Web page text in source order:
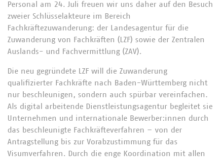
Personal am 24. Juli freuen wir uns daher auf den Besuch
zweier Schlüsselakteure im Bereich
Fachkräftezuwanderung: der Landesagentur für die
Zuwanderung von Fachkräften (LZF) sowie der Zentralen
Auslands- und Fachvermittlung (ZAV).
Die neu gegründete LZF will die Zuwanderung
qualifizierter Fachkräfte nach Baden-Württemberg nicht
nur beschleunigen, sondern auch spürbar vereinfachen.
Als digital arbeitende Dienstleistungsagentur begleitet sie
Unternehmen und internationale Bewerber:innen durch
das beschleunigte Fachkräfteverfahren – von der
Antragstellung bis zur Vorabzustimmung für das
Visumverfahren. Durch die enge Koordination mit allen